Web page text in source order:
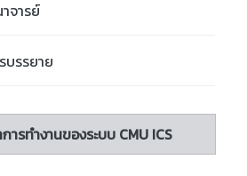
จารย์
บรรยาย
ารทำงานของระบบ CMU ICS